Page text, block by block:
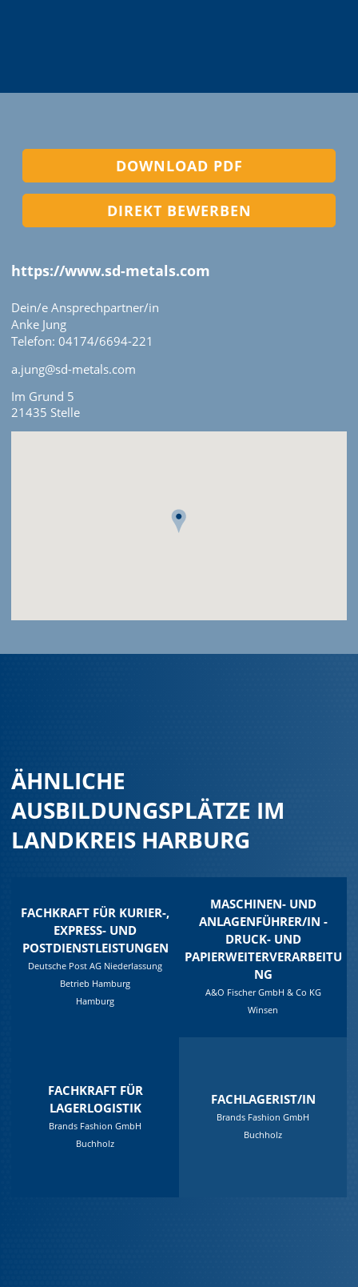
https://www.sd-metals.com
Dein/e Ansprechpartner/in
Anke Jung
Telefon: 04174/6694-221
a.jung@sd-metals.com
Im Grund 5
21435 Stelle
DOWNLOAD PDF
DIREKT BEWERBEN
ÄHNLICHE
AUSBILDUNGSPLÄTZE IM
LANDKREIS HARBURG
FACHKRAFT FÜR KURIER-,
EXPRESS- UND
POSTDIENSTLEISTUNGEN
Deutsche Post AG Niederlassung
Betrieb Hamburg
Hamburg
MASCHINEN- UND
ANLAGENFÜHRER/IN -
DRUCK- UND
PAPIERWEITERVERARBEITU
NG
A&O Fischer GmbH & Co KG
Winsen
FACHKRAFT FÜR
LAGERLOGISTIK
Brands Fashion GmbH
Buchholz
FACHLAGERIST/IN
Brands Fashion GmbH
Buchholz